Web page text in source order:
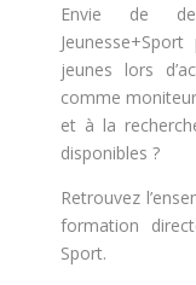
Envie de
jeunes lors
comme
et à la
disponibles ?
Retrouvez
formation
Sport.